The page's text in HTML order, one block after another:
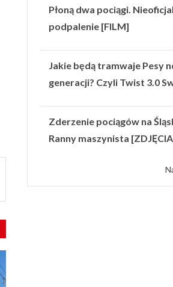
Płoną dwa pociągi.
podpalenie [FILM]
Jakie będą tramwaje Pesy
generacji? Czyli Twist 3.0
Zderzenie pociągów na
Ranny maszynista